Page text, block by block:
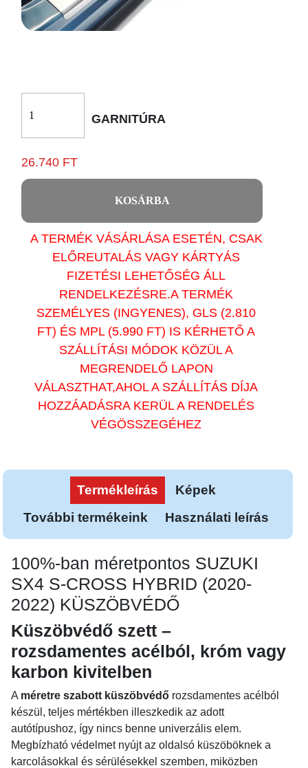
GARNITÚRA
26.740 FT
KOSÁRBA
A TERMÉK VÁSÁRLÁSA ESETÉN, CSAK
ELŐREUTALÁS VAGY KÁRTYÁS
FIZETÉSI LEHETŐSÉG ÁLL
RENDELKEZÉSRE.A TERMÉK
SZEMÉLYES (INGYENES), GLS (2.810
FT) ÉS MPL (5.990 FT) IS KÉRHETŐ A
SZÁLLÍTÁSI MÓDOK KÖZÜL A
MEGRENDELŐ LAPON
VÁLASZTHAT,AHOL A SZÁLLÍTÁS DÍJA
HOZZÁADÁSRA KERÜL A RENDELÉS
VÉGÖSSZEGÉHEZ
Termékleírás
Képek
További termékeink
Használati leírás
100%-ban méretpontos SUZUKI
SX4 S-CROSS HYBRID (2020-
2022) KÜSZÖBVÉDŐ
Küszöbvédő szett –
rozsdamentes acélból, króm vagy
karbon kivitelben
A méretre szabott küszöbvédő rozsdamentes acélból
készül, teljes mértékben illeszkedik az adott
autótípushoz, így nincs benne univerzális elem.
Megbízható védelmet nyújt az oldalsó küszöböknek a
karcolásokkal és sérülésekkel szemben, miközben